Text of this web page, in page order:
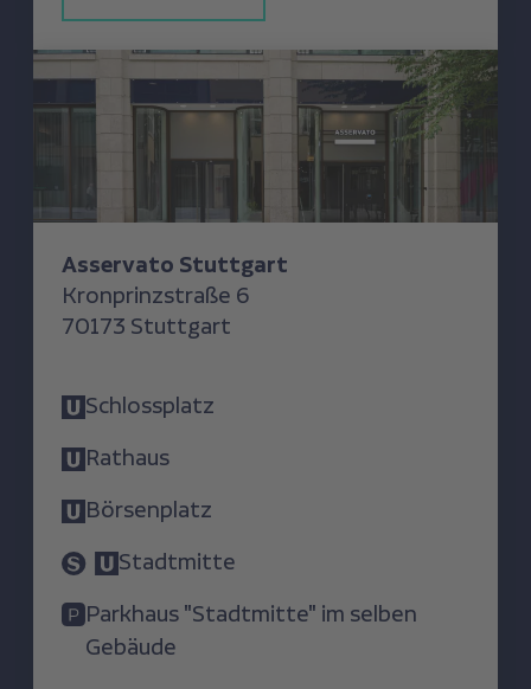
Asservato Stuttgart
Kronprinzstraße 6
70173 Stuttgart
Schlossplatz
Rathaus
Börsenplatz
Stadtmitte
Parkhaus "Stadtmitte" im selben
Gebäude